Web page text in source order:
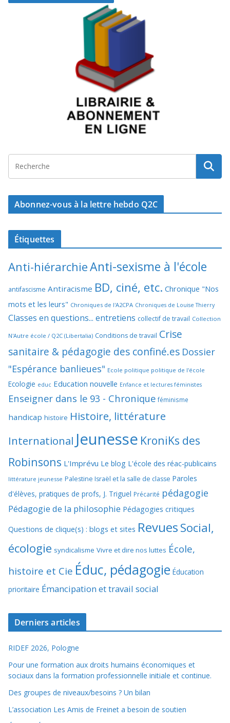
Abonnez-vous à la lettre hebdo Q2C
Étiquettes
Anti-hiérarchieAnti-sexisme à l'école
antifascisme Antiracisme BD, ciné, etc. Chronique "Nos
mots et les leurs" Chroniques de l'A2CPA Chroniques de Louise Thierry
Classes en questions... entretiens collectif de travail Collection
N'Autre école / Q2C (Libertalia) Conditions de travail Crise
sanitaire & pédagogie des confiné.es Dossier
"Espérance banlieues" Ecole politique politique de l'école
Ecologie educ Education nouvelle Enfance et lectures féministes
Enseigner dans le 93 - Chronique féminisme
handicap histoire Histoire, littérature
International Jeunesse KroniKs des
Robinsons L'Imprévu Le blog L'école des réac-publicains
littérature jeunesse Palestine Israël et la salle de classe Paroles
d'élèves, pratiques de profs, J. Triguel Précarité pédagogie
Pédagogie de la philosophie Pédagogies critiques
Questions de clique(s) : blogs et sites RevuesSocial,
écologie syndicalisme Vivre et dire nos luttes École,
histoire et Cie Éduc, pédagogie Éducation
prioritaire Émancipation et travail social
Derniers articles
RIDEF 2026, Pologne
Pour une formation aux droits humains économiques et
sociaux dans la formation professionnelle initiale et continue.
Des groupes de niveaux/besoins ? Un bilan
L’association Les Amis de Freinet a besoin de soutien